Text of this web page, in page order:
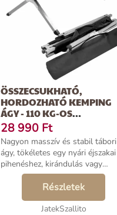
ÖSSZECSUKHATÓ,
HORDOZHATÓ KEMPING
ÁGY - 110 KG-OS
TEHERBÍRÁS, 189 X 62,5 X
CM - FEKETE (BB-0555)
28 990 Ft
Nagyon masszív és stabil tábori
ágy, tökéletes egy nyári éjszakai
pihenéshez, kirándulás vagy
tábortűz mellett. A
utazóágyat a kertben, a teraszon,
az erkélyen vagy a tengerparton
Részletek
JatekSzallito